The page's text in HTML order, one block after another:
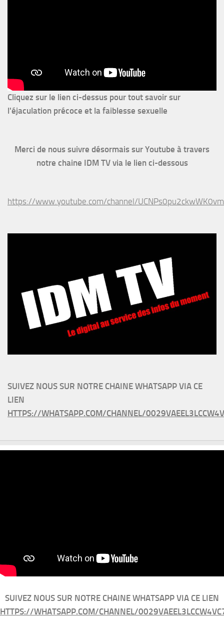
Cliquez sur le lien ci-dessus pour tout savoir sur
l'éjaculation précoce et la faiblesse sexuelle
Merci de nous suivre désormais sur Youtube à travers
notre chaine IDM TV via le lien ci-dessous
https://www.youtube.com/channel/
SUIVEZ NOUS SUR NOTRE CHAINE WHATSAPP VIA CE
LIEN
HTTPS://WHATSAPP.COM/CHANNEL/
SUIVEZ NOUS SUR NOTRE CHAINE WHATSAPP VIA CE LIEN
HTTPS://WHATSAPP.COM/CHANNEL/